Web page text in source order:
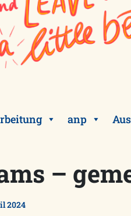
anp
–
2024